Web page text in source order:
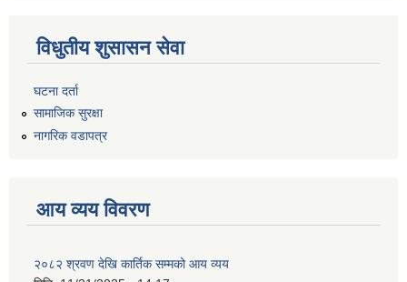
विधुतीय शुसासन सेवा
घटना दर्ता
सामाजिक सुरक्षा
नागरिक वडापत्र
आय व्यय विवरण
२०८२ श्रवण देखि कार्तिक सम्मको आय व्यय